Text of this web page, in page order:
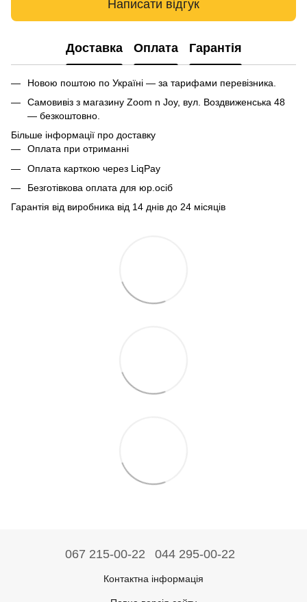
Написати відгук
Доставка Оплата Гарантія
Новою поштою по Україні — за тарифами перевізника.
Самовивіз з магазину Zoom n Joy, вул. Воздвиженська 48
— безкоштовно.
Більше інформації про доставку
Оплата при отриманні
Оплата карткою через LiqPay
Безготівкова оплата для юр.осіб
Гарантія від виробника від 14 днів до 24 місяців
067 215-00-22 044 295-00-22
Контактна інформація